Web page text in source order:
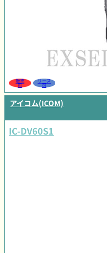
販売
可
リース
可
アイコム(ICOM)
IC-DV60S1